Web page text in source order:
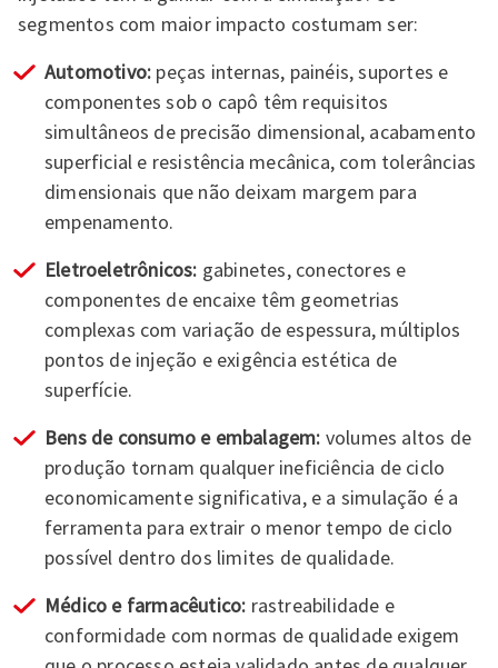
segmentos com maior impacto costumam ser:
Automotivo: peças internas, painéis, suportes e
componentes sob o capô têm requisitos
simultâneos de precisão dimensional, acabamento
superficial e resistência mecânica, com tolerâncias
dimensionais que não deixam margem para
empenamento.
Eletroeletrônicos: gabinetes, conectores e
componentes de encaixe têm geometrias
complexas com variação de espessura, múltiplos
pontos de injeção e exigência estética de
superfície.
Bens de consumo e embalagem: volumes altos de
produção tornam qualquer ineficiência de ciclo
economicamente significativa, e a simulação é a
ferramenta para extrair o menor tempo de ciclo
possível dentro dos limites de qualidade.
Médico e farmacêutico: rastreabilidade e
conformidade com normas de qualidade exigem